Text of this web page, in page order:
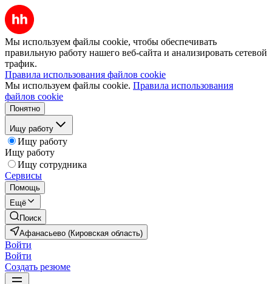
Мы используем файлы cookie, чтобы обеспечивать
правильную работу нашего веб-сайта и анализировать сетевой
трафик.
Правила использования файлов cookie
Мы используем файлы cookie. Правила использования
файлов cookie
Понятно
Ищу работу
Ищу работу
Ищу работу
Ищу сотрудника
Сервисы
Помощь
Ещё
Поиск
Афанасьево (Кировская область)
Войти
Войти
Создать резюме